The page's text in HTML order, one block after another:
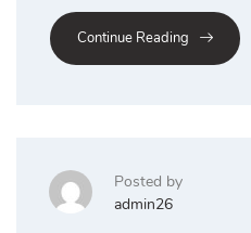
Continue Reading
Posted by
admin26